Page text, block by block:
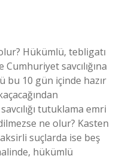
Hükümlü, tebligatı
savcılığına
bu 10 gün içinde hazır
tutuklama emri
ne olur? Kasten
suçlarda ise beş
hükümlü